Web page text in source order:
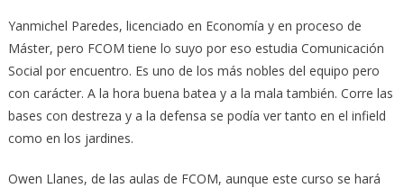
Yanmichel Paredes, licenciado en Economía y en proceso de
Máster, pero FCOM tiene lo suyo por eso estudia Comunicación
Social por encuentro. Es uno de los más nobles del equipo pero
con carácter. A la hora buena batea y a la mala también. Corre las
bases con destreza y a la defensa se podía ver tanto en el infield
como en los jardines.
Owen Llanes, de las aulas de FCOM, aunque este curso se hará